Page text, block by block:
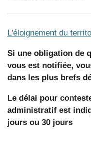
L'éloignement du
Si une obligation de
vous est notifiée,
dans les plus brefs
Le délai pour
administratif est
jours ou 30 jours